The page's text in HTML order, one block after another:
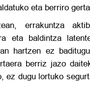
eta berriro
errakuntza
eta baldintza
hartzen ez
berriz jazo
ez dugu lortuko